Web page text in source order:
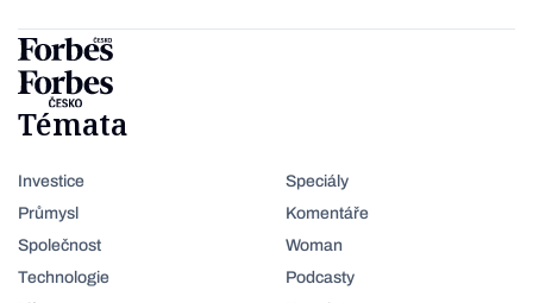
Témata
Investice
Průmysl
Společnost
Technologie
Speciály
Komentáře
Woman
Podcasty